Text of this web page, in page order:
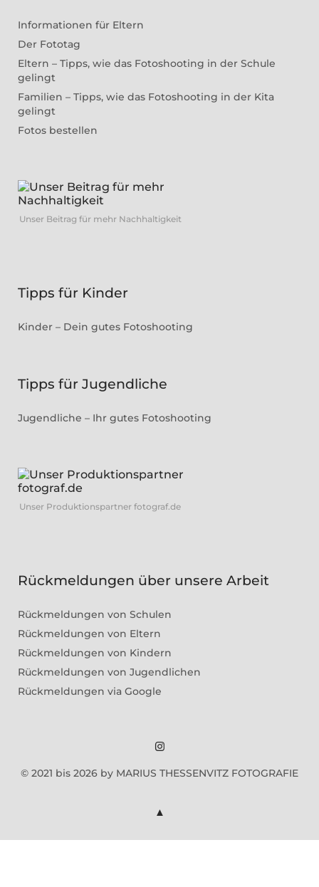
Informationen für Eltern
Der Fototag
Eltern – Tipps, wie das Fotoshooting in der Schule
gelingt
Familien – Tipps, wie das Fotoshooting in der Kita
gelingt
Fotos bestellen
Unser Beitrag für mehr Nachhaltigkeit
Tipps für Kinder
Kinder – Dein gutes Fotoshooting
Tipps für Jugendliche
Jugendliche – Ihr gutes Fotoshooting
Unser Produktionspartner fotograf.de
Rückmeldungen über unsere Arbeit
Rückmeldungen von Schulen
Rückmeldungen von Eltern
Rückmeldungen von Kindern
Rückmeldungen von Jugendlichen
Rückmeldungen via Google
Marius
Instagram
© 2021 bis 2026 by MARIUS THESSENVITZ FOTOGRAFIE